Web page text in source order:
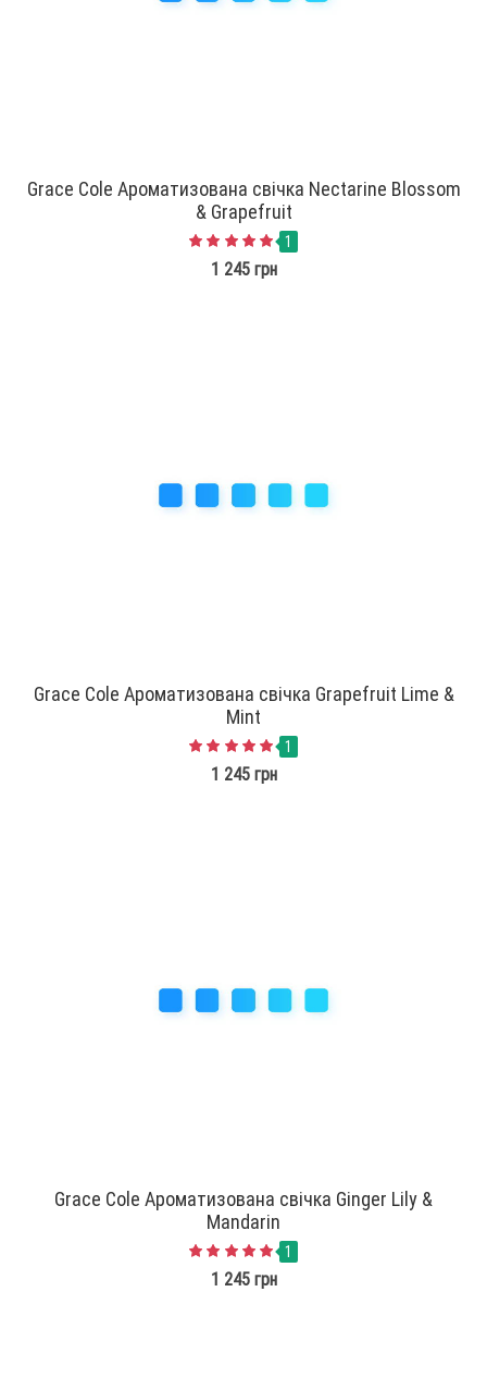
Grace Cole Ароматизована свічка Nectarine Blossom
& Grapefruit
1
1 245 грн
Grace Cole Ароматизована свічка Grapefruit Lime &
Mint
1
1 245 грн
Grace Cole Ароматизована свічка Ginger Lily &
Mandarin
1
1 245 грн